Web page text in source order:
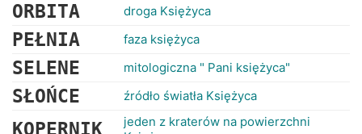
ORBITA droga Księżyca
PEŁNIA faza księżyca
SELENE mitologiczna " Pani księżyca"
SŁOŃCE źródło światła Księżyca
KOPERNIK
jeden z kraterów na powierzchni